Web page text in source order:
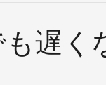
遅く